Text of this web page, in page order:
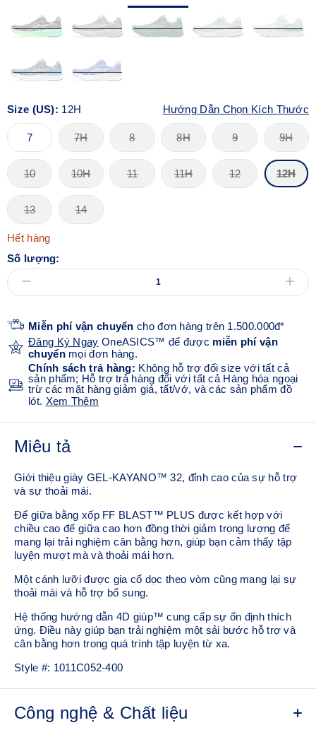
Size (US): 12H Hướng Dẫn Chọn Kích Thước
7 7H 8 8H 9 9H
10 10H 11 11H 12 12H
13 14
Hết hàng
Số lượng:
Miễn phí vận chuyển cho đơn hàng trên 1.500.000đ*
Đăng Ký Ngay OneASICS™ để được miễn phí vận
chuyểnmọi đơn hàng.
Chính sách trả hàng: Không hỗ trợ đổi size với tất cả
sản phẩm; Hỗ trợ trả hàng đối với tất cả Hàng hóa ngoại
trừ các mặt hàng giảm giá, tất/vớ, và các sản phẩm đồ
lót. Xem Thêm
Miêu tả
Giới thiệu giày GEL-KAYANO™ 32, đỉnh cao của sự hỗ trợ
và sự thoải mái.
Đế giữa bằng xốp FF BLAST™ PLUS được kết hợp với
chiều cao đế giữa cao hơn đồng thời giảm trọng lượng để
mang lại trải nghiệm cân bằng hơn, giúp bạn cảm thấy tập
luyện mượt mà và thoải mái hơn.
Một cánh lưỡi được gia cố dọc theo vòm cũng mang lại sự
thoải mái và hỗ trợ bổ sung.
Hệ thống hướng dẫn 4D giúp™ cung cấp sự ổn định thích
ứng. Điều này giúp bạn trải nghiệm một sải bước hỗ trợ và
cân bằng hơn trong quá trình tập luyện từ xa.
Style #: 1011C052-400
Công nghệ & Chất liệu